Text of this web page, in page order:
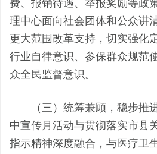
费、报销待遇、举报奖励等政
理中心面向社会团体和公众讲
更大范围改革支持，切实强化
行业自律意识、参保群众规范
众全民监督意识。
（三）统筹兼顾，稳步推
中宣传月活动与贯彻落实市县
指示精神深度融合，与医疗卫